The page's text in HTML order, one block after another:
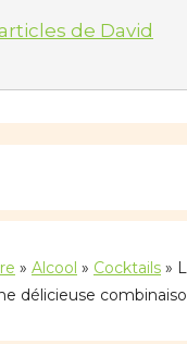
de David
» Alcool » Cocktails »
délicieuse